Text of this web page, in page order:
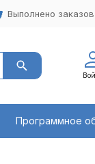
Выполнено заказов:
Программное